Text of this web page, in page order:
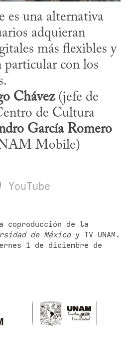
es una alternativa
adquieran
más flexibles y
particular con los
Chávez (jefe de
de Cultura
García Romero
Mobile)
YouTube
de México y TV UNAM.
1 de diciembre de